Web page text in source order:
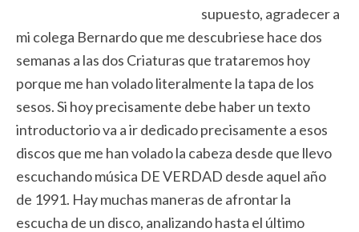
supuesto, agradecer a
mi colega Bernardo que me descubriese hace dos
semanas a las dos Criaturas que trataremos hoy
porque me han volado literalmente la tapa de los
sesos. Si hoy precisamente debe haber un texto
introductorio va a ir dedicado precisamente a esos
discos que me han volado la cabeza desde que llevo
escuchando música DE VERDAD desde aquel año
de 1991. Hay muchas maneras de afrontar la
escucha de un disco, analizando hasta el último